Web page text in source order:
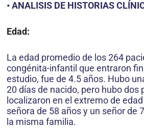
• ANALISIS DE HISTORIAS
Edad:
La edad promedio de los 264
congénita-infantil que entraron
estudio, fue de 4.5 años. Hubo
20 días de nacido, pero hubo dos
localizaron en el extremo de
señora de 58 años y un señor de
la misma familia.